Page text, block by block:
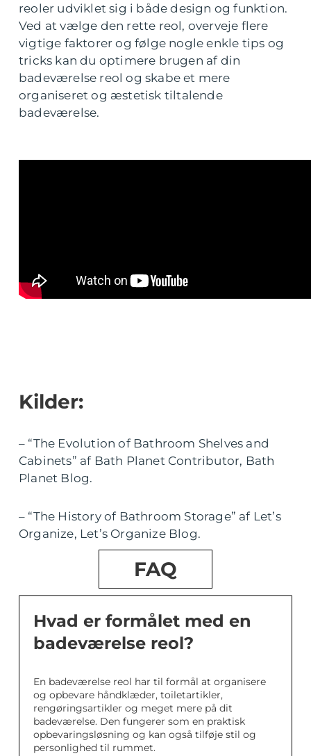
reoler udviklet sig i både design og funktion.
Ved at vælge den rette reol, overveje flere
vigtige faktorer og følge nogle enkle tips og
tricks kan du optimere brugen af din
badeværelse reol og skabe et mere
organiseret og æstetisk tiltalende
badeværelse.
Kilder:
– “The Evolution of Bathroom Shelves and
Cabinets” af Bath Planet Contributor, Bath
Planet Blog.
– “The History of Bathroom Storage” af Let’s
Organize, Let’s Organize Blog.
FAQ
Hvad er formålet med en
badeværelse reol?
En badeværelse reol har til formål at organisere
og opbevare håndklæder, toiletartikler,
rengøringsartikler og meget mere på dit
badeværelse. Den fungerer som en praktisk
opbevaringsløsning og kan også tilføje stil og
personlighed til rummet.